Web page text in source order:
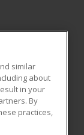
similar
about
in your
By
practices,